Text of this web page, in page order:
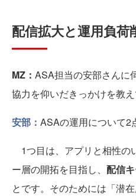
配信拡大と運用負荷
MZ： ASA担当の安部さんに
協力を仰いだきっかけを教え
安部： ASAの運用について2
1つ目は、アプリと相性の
ー層の開拓を目指し、 配信
とです。そのためには「潜